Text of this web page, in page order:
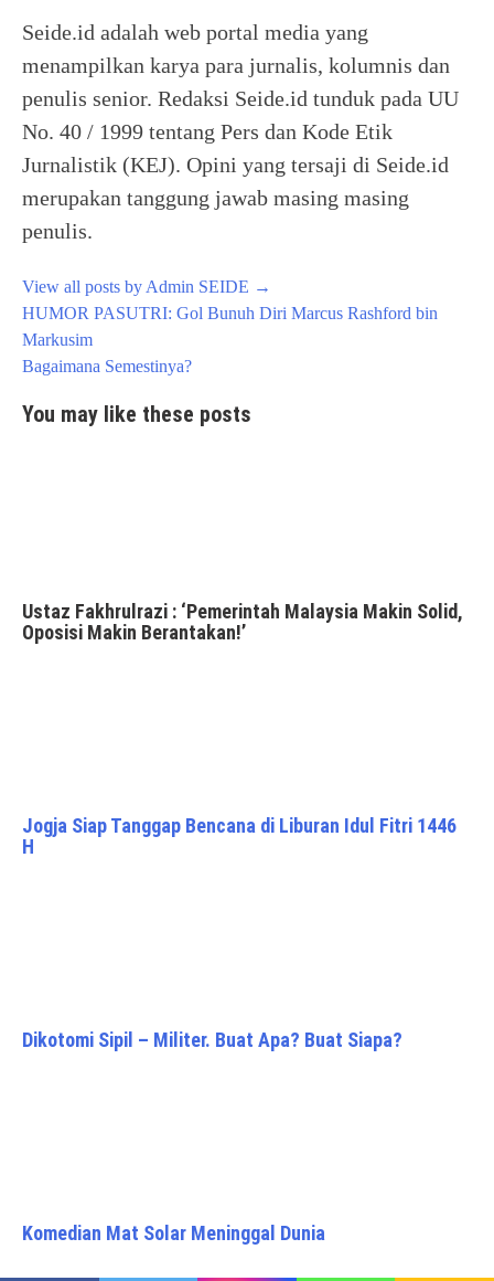
Seide.id adalah web portal media yang
menampilkan karya para jurnalis, kolumnis dan
penulis senior. Redaksi Seide.id tunduk pada UU
No. 40 / 1999 tentang Pers dan Kode Etik
Jurnalistik (KEJ). Opini yang tersaji di Seide.id
merupakan tanggung jawab masing masing
penulis.
View all posts by Admin SEIDE →
Post
navigation
HUMOR PASUTRI: Gol Bunuh Diri Marcus Rashford bin
Markusim
Bagaimana Semestinya?
You may like these posts
Ustaz Fakhrulrazi : ‘Pemerintah Malaysia Makin Solid,
Oposisi Makin Berantakan!’
Jogja Siap Tanggap Bencana di Liburan Idul Fitri 1446
H
Dikotomi Sipil – Militer. Buat Apa? Buat Siapa?
Komedian Mat Solar Meninggal Dunia